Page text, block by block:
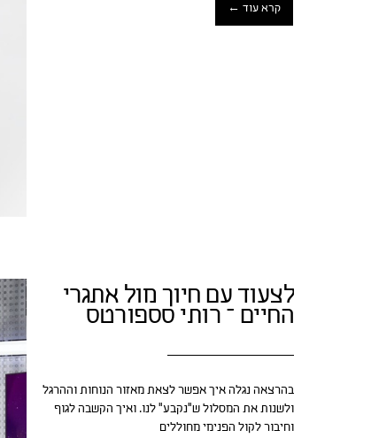
קרא עוד ←
לצעוד עם חיוך מול אתגרי
החיים – רותי סספורטס
בהרצאה נגלה איך אפשר לצאת מאזור הנוחות וההרגל
ולשנות את המסלול ש"נקבע" לנו. ואיך הקשבה לגוף
וחיבור לקול הפנימי מחוללים